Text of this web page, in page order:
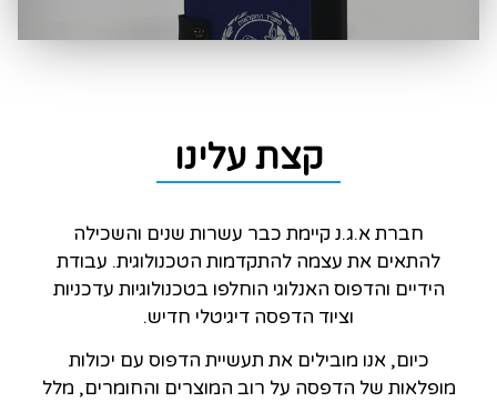
קצת עלינו
חברת א.ג.נ קיימת כבר עשרות שנים והשכילה
להתאים את עצמה להתקדמות הטכנולוגית. עבודת
הידיים והדפוס האנלוגי הוחלפו בטכנולוגיות עדכניות
וציוד הדפסה דיגיטלי חדיש.
כיום, אנו מובילים את תעשיית הדפוס עם יכולות
מופלאות של הדפסה על רוב המוצרים והחומרים, מלל